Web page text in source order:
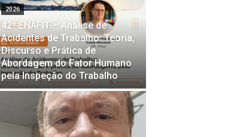
2026
42º ENAFIT – Análise de
Acidentes de Trabalho: Teoria,
Discurso e Prática de
Abordagem do Fator Humano
pela Inspeção do Trabalho